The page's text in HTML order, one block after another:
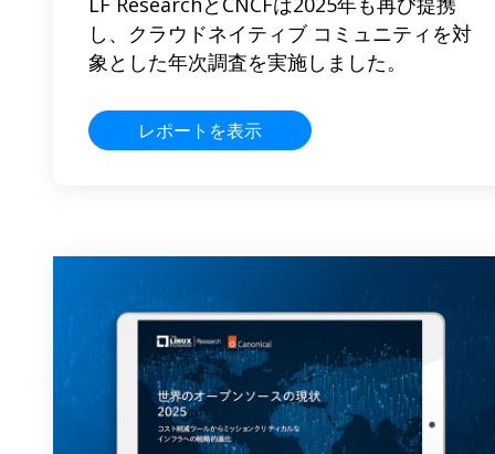
し、クラウドネイティブ コミュニティを対
象とした年次調査を実施しました。
レポートを表示